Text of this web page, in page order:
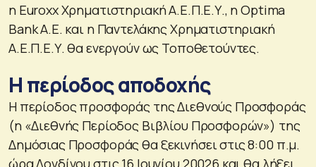
η Euroxx Χρηματιστηριακή Α.Ε.Π.Ε.Υ., η Optima
Bank Α.Ε. και η Παντελάκης Χρηματιστηριακή
Α.Ε.Π.Ε.Υ. θα ενεργούν ως Τοποθετούντες.
Η περίοδος αποδοχής
Η περίοδος προσφοράς της Διεθνούς Προσφοράς
(η «Διεθνής Περίοδος Βιβλίου Προσφορών») της
Δημόσιας Προσφοράς θα ξεκινήσει στις 8:00 π.μ.
ώρα Λονδίνου στις 16 Ιουνίου 20026 και θα λήξει